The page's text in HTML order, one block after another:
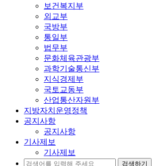
보건복지부
외교부
국방부
통일부
법무부
문화체육관광부
과학기술통신부
지식경제부
국토교동부
산업통산자원부
지방자치운영정책
공지사항
공지사항
기사제보
기사제보